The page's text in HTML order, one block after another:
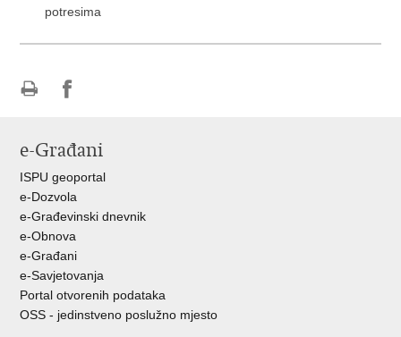
potresima
FacebookuTwitteru
e-Građani
ISPU geoportal
e-Dozvola
e-Građevinski dnevnik
e-Obnova
e-Građani
e-Savjetovanja
Portal otvorenih podataka
OSS - jedinstveno poslužno mjesto